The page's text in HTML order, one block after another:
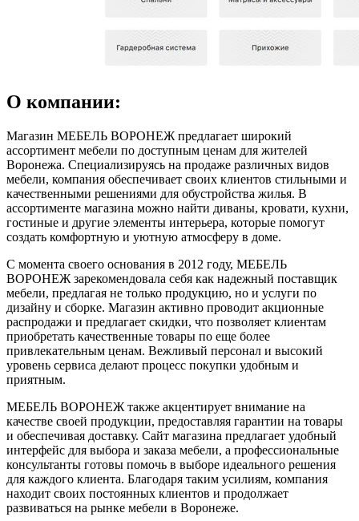
О компании:
Магазин МЕБЕЛЬ ВОРОНЕЖ предлагает широкий
ассортимент мебели по доступным ценам для жителей
Воронежа. Специализируясь на продаже различных видов
мебели, компания обеспечивает своих клиентов стильными и
качественными решениями для обустройства жилья. В
ассортименте магазина можно найти диваны, кровати, кухни,
гостиные и другие элементы интерьера, которые помогут
создать комфортную и уютную атмосферу в доме.
С момента своего основания в 2012 году, МЕБЕЛЬ
ВОРОНЕЖ зарекомендовала себя как надежный поставщик
мебели, предлагая не только продукцию, но и услуги по
дизайну и сборке. Магазин активно проводит акционные
распродажи и предлагает скидки, что позволяет клиентам
приобретать качественные товары по еще более
привлекательным ценам. Вежливый персонал и высокий
уровень сервиса делают процесс покупки удобным и
приятным.
МЕБЕЛЬ ВОРОНЕЖ также акцентирует внимание на
качестве своей продукции, предоставляя гарантии на товары
и обеспечивая доставку. Сайт магазина предлагает удобный
интерфейс для выбора и заказа мебели, а профессиональные
консультанты готовы помочь в выборе идеального решения
для каждого клиента. Благодаря таким усилиям, компания
находит своих постоянных клиентов и продолжает
развиваться на рынке мебели в Воронеже.